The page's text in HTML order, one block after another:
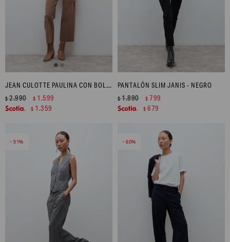
JEAN CULOTTE PAULINA CON BOLSILLOS - TOSTADO
$2.990 $ 1.599
$ 1.359
PANTALÓN SLIM JANIS - NEGRO
$1.890 $ 799
$ 679
51 60